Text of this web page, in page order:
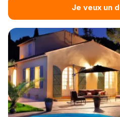
Je veux un